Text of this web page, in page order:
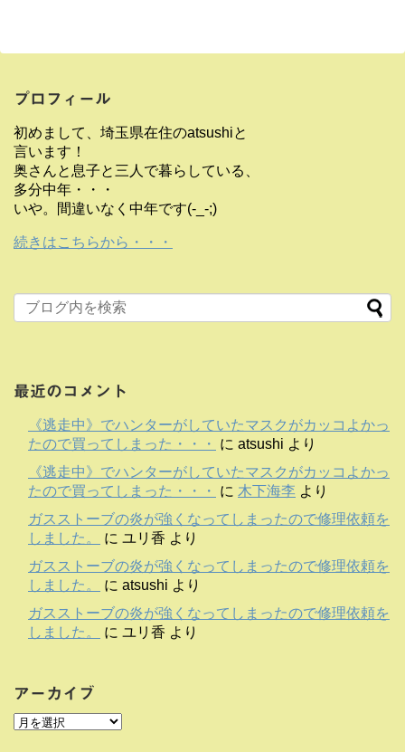
プロフィール
初めまして、埼玉県在住のatsushiと
言います！
奥さんと息子と三人で暮らしている、
多分中年・・・
いや。間違いなく中年です(-_-;)
続きはこちらから・・・
最近のコメント
《逃走中》でハンターがしていたマスクがカッコよかっ
たので買ってしまった・・・
に atsushi より
《逃走中》でハンターがしていたマスクがカッコよかっ
たので買ってしまった・・・
に 木下海李 より
ガスストーブの炎が強くなってしまったので修理依頼を
しました。
に ユリ香 より
ガスストーブの炎が強くなってしまったので修理依頼を
しました。
に atsushi より
ガスストーブの炎が強くなってしまったので修理依頼を
しました。
に ユリ香 より
アーカイブ